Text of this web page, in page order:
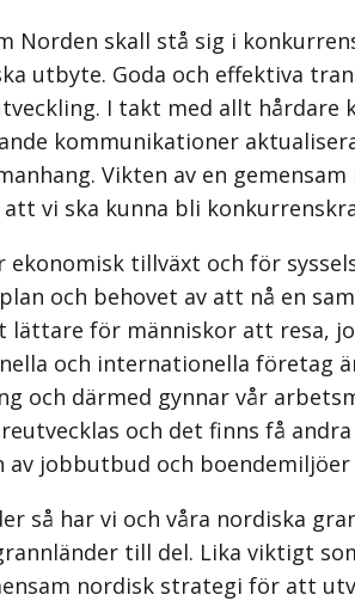
skall stå sig i
utbyte. Goda och effektiva
I takt med allt hårdare
kommunikationer
Vikten av en
vi ska kunna bli
tillväxt och för
och behovet av att nå en
för människor att resa,
och internationella företag
därmed gynnar vår
och det finns få
jobbutbud och
så har vi och våra nordiska
till del. Lika viktigt
nordisk strategi för att